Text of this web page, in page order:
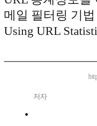
메일 필터링 기법
Using URL
저자